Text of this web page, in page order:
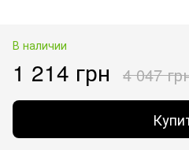
В наличии
1 214 грн 4 047